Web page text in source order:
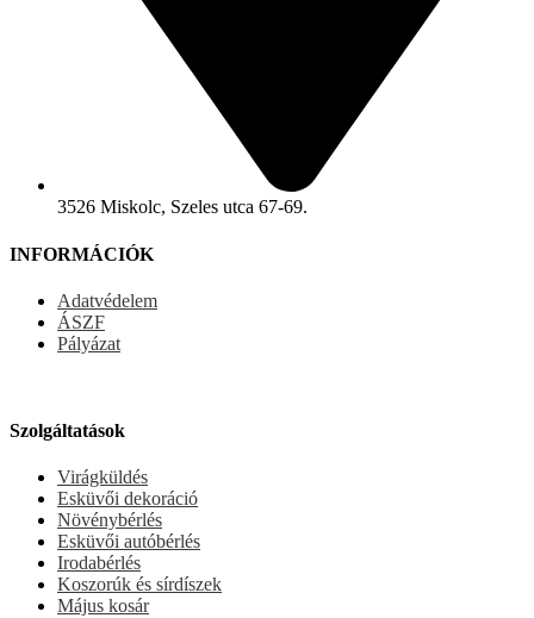
3526 Miskolc, Szeles utca 67-69.
INFORMÁCIÓK
Adatvédelem
ÁSZF
Pályázat
Szolgáltatások
Virágküldés
Esküvői dekoráció
Növénybérlés
Esküvői autóbérlés
Irodabérlés
Koszorúk és sírdíszek
Május kosár